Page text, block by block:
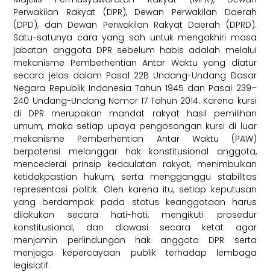
Perwakilan Rakyat (DPR), Dewan Perwakilan Daerah
(DPD), dan Dewan Perwakilan Rakyat Daerah (DPRD).
Satu-satunya cara yang sah untuk mengakhiri masa
jabatan anggota DPR sebelum habis adalah melalui
mekanisme Pemberhentian Antar Waktu yang diatur
secara jelas dalam Pasal 22B Undang-Undang Dasar
Negara Republik Indonesia Tahun 1945 dan Pasal 239–
240 Undang-Undang Nomor 17 Tahun 2014. Karena kursi
di DPR merupakan mandat rakyat hasil pemilihan
umum, maka setiap upaya pengosongan kursi di luar
mekanisme Pemberhentian Antar Waktu (PAW)
berpotensi melanggar hak konstitusional anggota,
mencederai prinsip kedaulatan rakyat, menimbulkan
ketidakpastian hukum, serta mengganggu stabilitas
representasi politik. Oleh karena itu, setiap keputusan
yang berdampak pada status keanggotaan harus
dilakukan secara hati-hati, mengikuti prosedur
konstitusional, dan diawasi secara ketat agar
menjamin perlindungan hak anggota DPR serta
menjaga kepercayaan publik terhadap lembaga
legislatif.